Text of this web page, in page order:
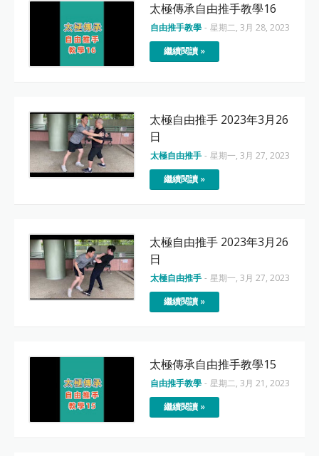
太極傳承自由推手教學16
自由推手教學 - 星期二, 3月 28, 2023
繼續閱讀 »
太極自由推手 2023年3月26
日
太極自由推手 - 星期一, 3月 27, 2023
繼續閱讀 »
太極自由推手 2023年3月26
日
太極自由推手 - 星期一, 3月 27, 2023
繼續閱讀 »
太極傳承自由推手教學15
自由推手教學 - 星期二, 3月 21, 2023
繼續閱讀 »